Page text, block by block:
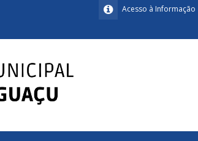
Acesso à Informação